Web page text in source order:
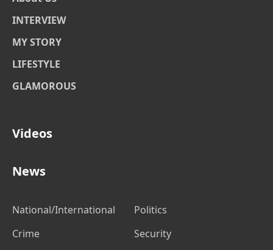
INTERVIEW
MY STORY
LIFESTYLE
GLAMOROUS
Videos
News
National/International
Politics
Crime
Security